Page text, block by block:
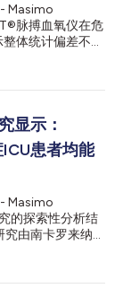
Masimo
脉搏血氧仪在危
体统计偏差不足
肤色素差异
团队，于美国东
波士顿举行的儿
现场发布，并在
究作者指
该设备在此类
美国国立卫生研
危重的新生儿患
舞的研究成果...
显示：
患者均能
Masimo
的探索性分析结
由南卡罗来纳医
测，且未报告任